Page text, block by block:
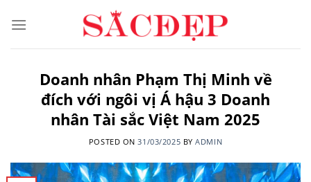
Doanh nhân Phạm Thị Minh về
đích với ngôi vị Á hậu 3 Doanh
nhân Tài sắc Việt Nam 2025
POSTED ON31/03/2025 BYADMIN